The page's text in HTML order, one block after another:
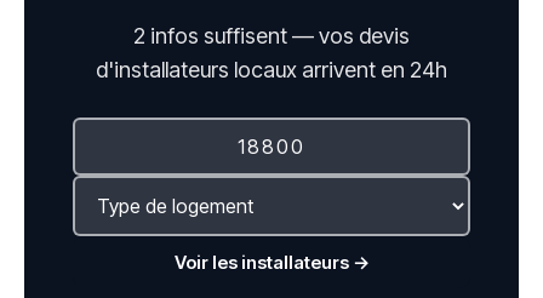
2 infos suffisent — vos devis
d'installateurs locaux arrivent en 24h
Voir les installateurs →